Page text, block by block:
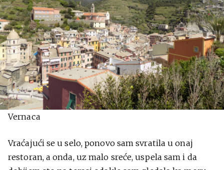
Vernaca
Vraćajući se u selo, ponovo sam svratila u onaj
restoran, a onda, uz malo sreće, uspela sam i da